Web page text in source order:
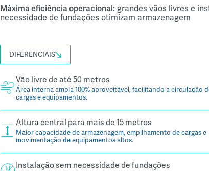
Máxima eficiência operacional: grandes vãos livres e
necessidade de fundações otimizam armazenagem
DIFERENCIAIS
Vão livre de até 50 metros
Área interna ampla 100% aproveitável, facilitando a circulação
cargas e equipamentos.
Altura central para mais de 15 metros
Maior capacidade de armazenagem, empilhamento de cargas e
movimentação de equipamentos altos.
Instalação sem necessidade de fundações